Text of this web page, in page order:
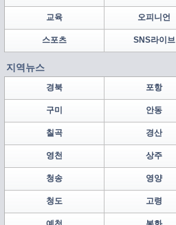
교육 오피니언
스포츠 SNS라이브
지역뉴스
경북 포항
구미 안동
칠곡 경산
영천 상주
청송 영양
청도 고령